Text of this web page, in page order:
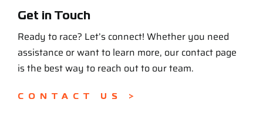
Get in Touch
Ready to race? Let’s connect! Whether you need
assistance or want to learn more, our contact page
is the best way to reach out to our team.
CONTACT US >